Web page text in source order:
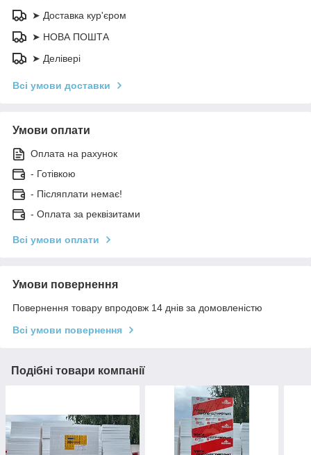
➤ Доставка кур'єром
➤ НОВА ПОШТА
➤ Делівері
Всі умови доставки
Умови оплати
Оплата на рахунок
- Готівкою
- Післяплати немає!
- Оплата за реквізитами
Всі умови оплати
Умови повернення
Повернення товару впродовж 14 днів за домовленістю
Всі умови повернення
Подібні товари компанії